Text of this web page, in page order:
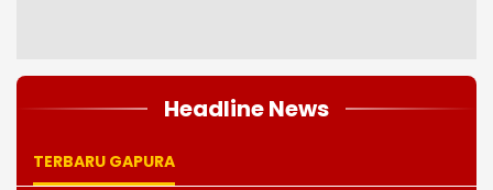
Headline News
TERBARU GAPURA